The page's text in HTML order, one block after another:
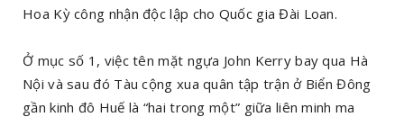
Hoa Kỳ công nhận độc lập cho Quốc gia Đài Loan.
Ở mục số 1, việc tên mặt ngựa John Kerry bay qua Hà
Nội và sau đó Tàu cộng xua quân tập trận ở Biển Đông
gần kinh đô Huế là “hai trong một” giữa liên minh ma